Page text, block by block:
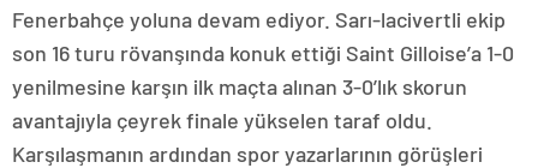
Fenerbahçe yoluna devam ediyor. Sarı-lacivertli ekip
son 16 turu rövanşında konuk ettiği Saint Gilloise’a 1-0
yenilmesine karşın ilk maçta alınan 3-0’lık skorun
avantajıyla çeyrek finale yükselen taraf oldu.
Karşılaşmanın ardından spor yazarlarının görüşleri